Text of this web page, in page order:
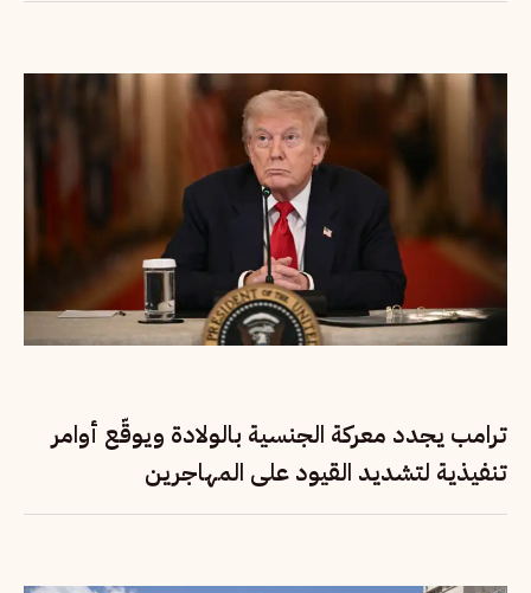
ترامب يجدد معركة الجنسية بالولادة ويوقّع أوامر
تنفيذية لتشديد القيود على المهاجرين